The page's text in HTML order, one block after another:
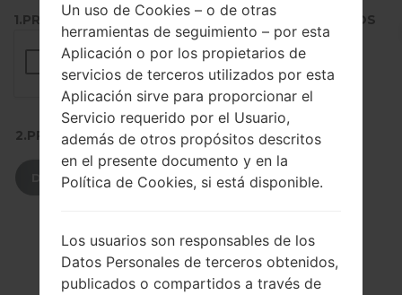
1.PRESIONE EL BOTÓN PARA CARGAR LOS ARCHIVOS
2.PRESIONE PARA DESCARGAR
DESCARGAR
Un uso de Cookies – o de otras
herramientas de seguimiento – por esta
Aplicación o por los propietarios de
servicios de terceros utilizados por esta
Aplicación sirve para proporcionar el
Servicio requerido por el Usuario,
además de otros propósitos descritos
en el presente documento y en la
Política de Cookies, si está disponible.
Los usuarios son responsables de los
Datos Personales de terceros obtenidos,
publicados o compartidos a través de